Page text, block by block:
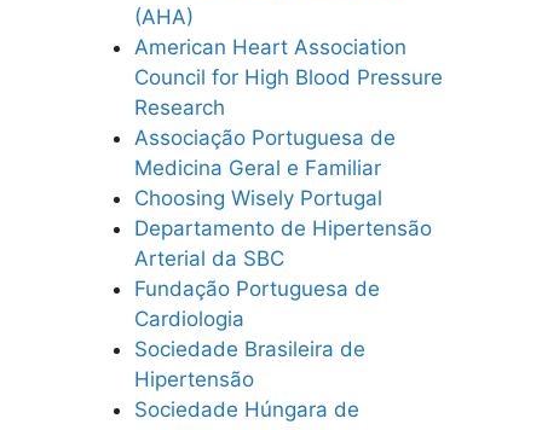
(AHA)
American Heart Association
Council for High Blood Pressure
Research
Associação Portuguesa de
Medicina Geral e Familiar
Choosing Wisely Portugal
Departamento de Hipertensão
Arterial da SBC
Fundação Portuguesa de
Cardiologia
Sociedade Brasileira de
Hipertensão
Sociedade Húngara de